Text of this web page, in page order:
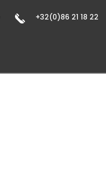
+32(0)86 21 18 22